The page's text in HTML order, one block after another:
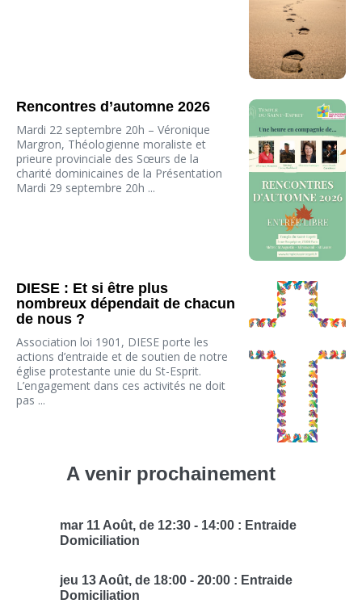
Rencontres d’automne 2026
Mardi 22 septembre 20h – Véronique
Margron, Théologienne moraliste et
prieure provinciale des Sœurs de la
charité dominicaines de la Présentation
Mardi 29 septembre 20h ...
DIESE : Et si être plus
nombreux dépendait de chacun
de nous ?
Association loi 1901, DIESE porte les
actions d’entraide et de soutien de notre
église protestante unie du St-Esprit.
L’engagement dans ces activités ne doit
pas ...
A venir prochainement
mar 11 Août, de 12:30 - 14:00 : Entraide
Domiciliation
jeu 13 Août, de 18:00 - 20:00 : Entraide
Domiciliation